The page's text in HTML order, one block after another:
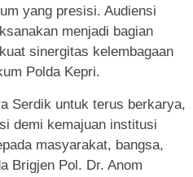
yang presisi. Audiensi
menjadi bagian
sinergitas kelembagaan
Polda Kepri.
Serdik untuk terus berkarya,
demi kemajuan institusi
masyarakat, bangsa,
Brigjen Pol. Dr. Anom